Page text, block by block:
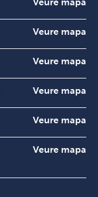
Veure mapa
Veure mapa
Veure mapa
Veure mapa
Veure mapa
Veure mapa